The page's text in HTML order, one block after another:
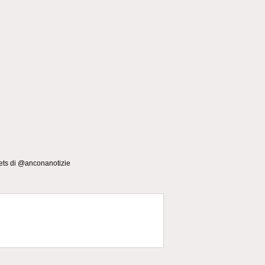
di @anconanotizie